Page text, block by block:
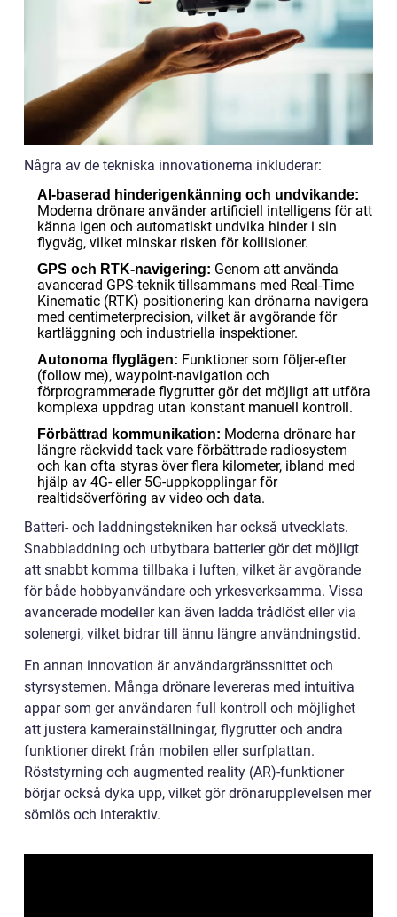
Några av de tekniska innovationerna inkluderar:
AI-baserad hinderigenkänning och undvikande:
Moderna drönare använder artificiell intelligens för att
känna igen och automatiskt undvika hinder i sin
flygväg, vilket minskar risken för kollisioner.
GPS och RTK-navigering: Genom att använda
avancerad GPS-teknik tillsammans med Real-Time
Kinematic (RTK) positionering kan drönarna navigera
med centimeterprecision, vilket är avgörande för
kartläggning och industriella inspektioner.
Autonoma flyglägen: Funktioner som följer-efter
(follow me), waypoint-navigation och
förprogrammerade flygrutter gör det möjligt att utföra
komplexa uppdrag utan konstant manuell kontroll.
Förbättrad kommunikation: Moderna drönare har
längre räckvidd tack vare förbättrade radiosystem
och kan ofta styras över flera kilometer, ibland med
hjälp av 4G- eller 5G-uppkopplingar för
realtidsöverföring av video och data.
Batteri- och laddningstekniken har också utvecklats.
Snabbladdning och utbytbara batterier gör det möjligt
att snabbt komma tillbaka i luften, vilket är avgörande
för både hobbyanvändare och yrkesverksamma. Vissa
avancerade modeller kan även ladda trådlöst eller via
solenergi, vilket bidrar till ännu längre användningstid.
En annan innovation är användargränssnittet och
styrsystemen. Många drönare levereras med intuitiva
appar som ger användaren full kontroll och möjlighet
att justera kamerainställningar, flygrutter och andra
funktioner direkt från mobilen eller surfplattan.
Röststyrning och augmented reality (AR)-funktioner
börjar också dyka upp, vilket gör drönarupplevelsen mer
sömlös och interaktiv.